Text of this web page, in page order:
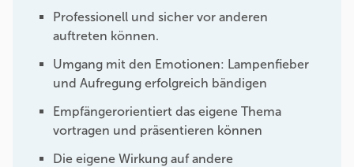
Professionell und sicher vor anderen
auftreten können.
Umgang mit den Emotionen: Lampenfieber
und Aufregung erfolgreich bändigen
Empfängerorientiert das eigene Thema
vortragen und präsentieren können
Die eigene Wirkung auf andere